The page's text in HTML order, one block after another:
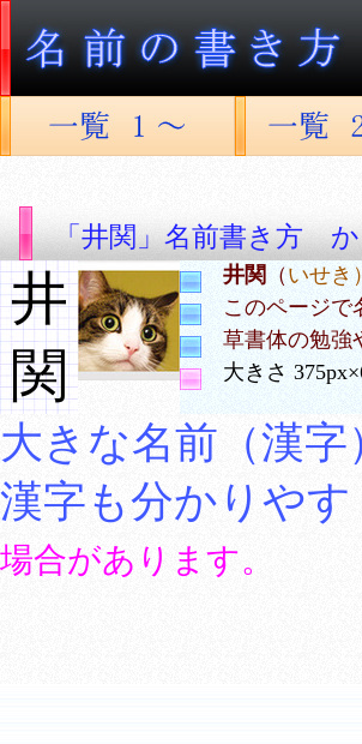
「井関」名前書き方
井
関
井関 （いせき）
このページで
草書体の勉強
大きさ
大きな名前（漢
漢字も分かりや
場合があります。